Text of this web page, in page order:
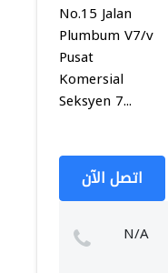
No.15 Jalan
Plumbum V7/v
Pusat
Komersial
Seksyen 7...
اتصل الآن
N/A